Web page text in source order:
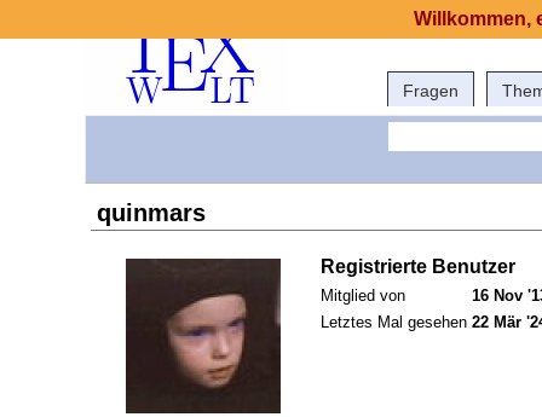
Fragen
quinmars
Registrierte Benutzer
Mitglied von
16 Nov
Letztes Mal gesehen 22 Mär
Willkommen,